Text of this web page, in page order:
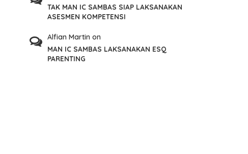
TAK MAN IC SAMBAS SIAP LAKSANAKAN
ASESMEN KOMPETENSI
Alfian Martin on
MAN IC SAMBAS LAKSANAKAN ESQ
PARENTING